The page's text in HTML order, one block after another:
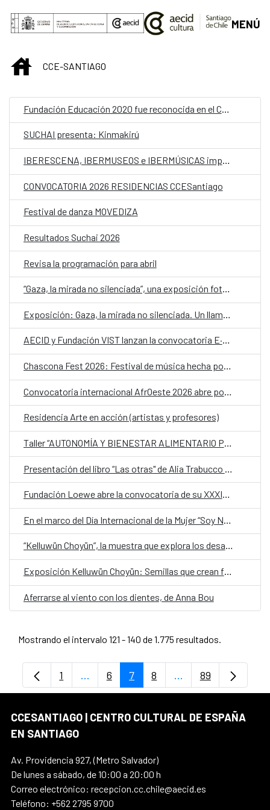
Saltar al contenido principal
MENÚ
INICIOCCE-SANTIAGO
Fundación Educación 2020 fue reconocida en el CCESantiago como ganadora nacional del Premio Iberoamericano de Educación en Derechos Humanos “Óscar Arnulfo Romero”
SUCHAI presenta: Kinmakirú
IBERESCENA, IBERMUSEOS e IBERMÚSICAS impulsan proyecto para analizar la participación de las mujeres en la gestión cultural
CONVOCATORIA 2026 RESIDENCIAS CCESantiago
Festival de danza MOVEDIZA
Resultados Suchai 2026
Revisa la programación para abril
“Gaza, la mirada no silenciada”, una exposición fotográfica en el CCESantiago para despertar conciencias sobre la devastación del territorio palestino
Exposición: Gaza, la mirada no silenciada. Un llamamiento a no mirar hacia otro lado
AECID y Fundación VIST lanzan la convocatoria E·CO/26] Sobre el tiempo
Chascona Fest 2026: Festival de música hecha por mujeres
Residencia Arte en acción (artistas y profesores)
Taller “AUTONOMÍA Y BIENESTAR ALIMENTARIO PARA MUJERES” del proyecto “Germinando nuestro barrio”
Fundación Loewe abre la convocatoria de su XXXIX Premio Internacional de Poesía 2026
En el marco del Día Internacional de la Mujer “Soy Nevenka”, película de la directora Icíar Bollaín
“Kelluwün Choyün”, la muestra que explora los desafíos y el aprendizaje del trabajo artístico y audiovisual en infancias mapuche
Exposición Kelluwün Choyün: Semillas que crean futuro
Aferrarse al viento con los dientes, de Anna Bou
Mostrando el intervalo 121 - 140 de 1.775 resultados.
Página
1 ...Páginas intermedias Use TAB para
Página
6 Página
7 Página
8 ...PáginasPágina
89
CCESANTIAGO | CENTRO CULTURAL DE ESPAÑA
EN SANTIAGO
Av. Providencia 927, (Metro Salvador)
De lunes a sábado, de 10:00 a 20:00 h
Correo electrónico: recepcion.cc.chile@aecid.es
Teléfono: +562 2795 9700